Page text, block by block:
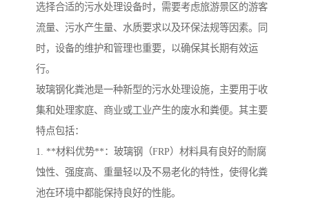
选择合适的污水处理设备时，需要考虑旅游景区的游客
流量、污水产生量、水质要求以及环保法规等因素。同
时，设备的维护和管理也重要，以确保其长期有效运
行。
玻璃钢化粪池是一种新型的污水处理设施，主要用于收
集和处理家庭、商业或工业产生的废水和粪便。其主要
特点包括：
1. **材料优势**：玻璃钢（FRP）材料具有良好的耐腐
蚀性、强度高、重量轻以及不易老化的特性，使得化粪
池在环境中都能保持良好的性能。